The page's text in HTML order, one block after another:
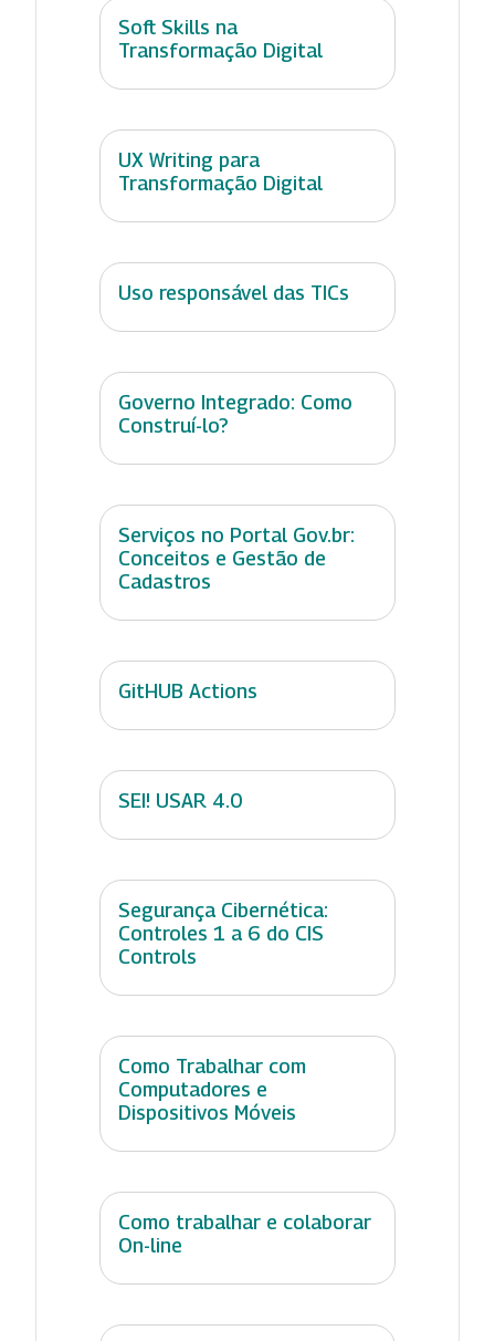
Soft Skills na
Transformação Digital
UX Writing para
Transformação Digital
Uso responsável das TICs
Governo Integrado: Como
Construí-lo?
Serviços no Portal Gov.br:
Conceitos e Gestão de
Cadastros
GitHUB Actions
SEI! USAR 4.0
Segurança Cibernética:
Controles 1 a 6 do CIS
Controls
Como Trabalhar com
Computadores e
Dispositivos Móveis
Como trabalhar e colaborar
On-line